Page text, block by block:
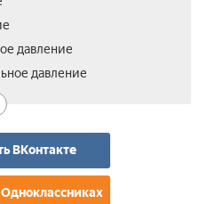
давление
давление
ВКонтакте